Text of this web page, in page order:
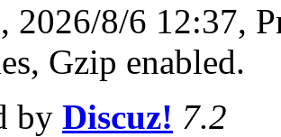
2026/8/6 12:37,
Gzip enabled.
by Discuz! 7.2